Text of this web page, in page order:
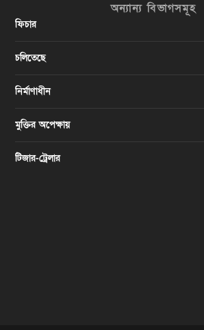
অন্যান্য বিভাগসমূহ
ফিচার
চলিতেছে
নির্মাণাধীন
মুক্তির অপেক্ষায়
টিজার-ট্রেলার